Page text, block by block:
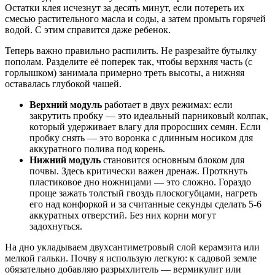
Остатки клея исчезнут за десять минут, если потереть их
смесью растительного масла и соды, а затем промыть горячей
водой. С этим справится даже ребенок.
Теперь важно правильно распилить. Не разрезайте бутылку
пополам. Разделите её поперек так, чтобы верхняя часть (с
горлышком) занимала примерно треть высоты, а нижняя
оставалась глубокой чашей.
Верхний модуль работает в двух режимах: если
закрутить пробку — это идеальный парниковый колпак,
который удерживает влагу для проросших семян. Если
пробку снять — это воронка с длинным носиком для
аккуратного полива под корень.
Нижний модуль становится основным блоком для
почвы. Здесь критически важен дренаж. Проткнуть
пластиковое дно ножницами — это сложно. Гораздо
проще зажать толстый гвоздь плоскогубцами, нагреть
его над конфоркой и за считанные секунды сделать 5-6
аккуратных отверстий. Без них корни могут
задохнуться.
На дно укладываем двухсантиметровый слой керамзита или
мелкой гальки. Почву я использую легкую: к садовой земле
обязательно добавляю разрыхлитель — вермикулит или